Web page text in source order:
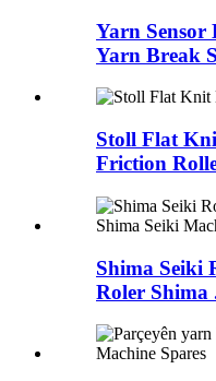
Yarn Sensor
Yarn Break
Stoll Flat
Friction
Shima Seiki
Roler Shima